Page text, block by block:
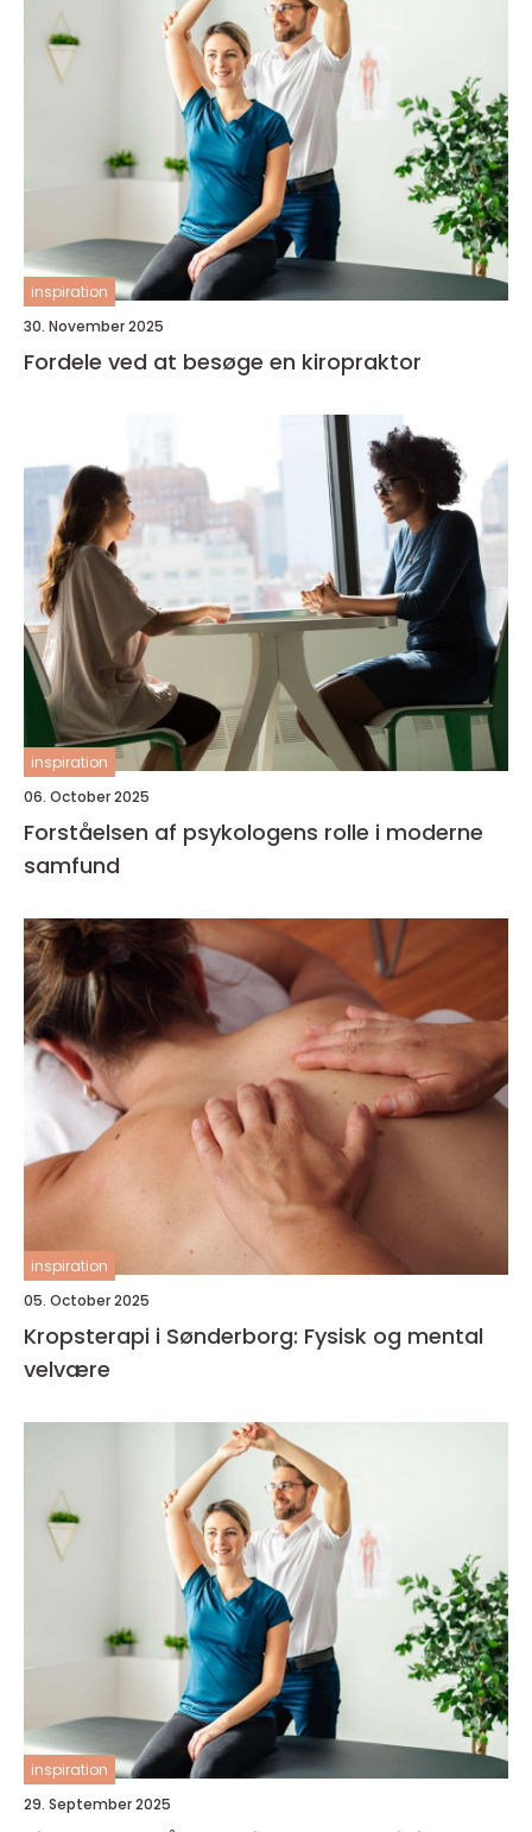
inspiration
30. November 2025
Fordele ved at besøge en kiropraktor
inspiration
06. October 2025
Forståelsen af psykologens rolle i moderne
samfund
inspiration
05. October 2025
Kropsterapi i Sønderborg: Fysisk og mental
velvære
inspiration
29. September 2025